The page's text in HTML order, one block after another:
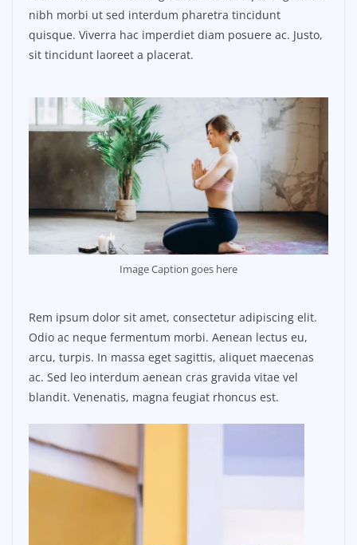
nibh morbi ut sed interdum pharetra tincidunt
quisque. Viverra hac imperdiet diam posuere ac. Justo,
sit tincidunt laoreet a placerat.
Image Caption goes here
Rem ipsum dolor sit amet, consectetur adipiscing elit.
Odio ac neque fermentum morbi. Aenean lectus eu,
arcu, turpis. In massa eget sagittis, aliquet maecenas
ac. Sed leo interdum aenean cras gravida vitae vel
blandit. Venenatis, magna feugiat rhoncus est.